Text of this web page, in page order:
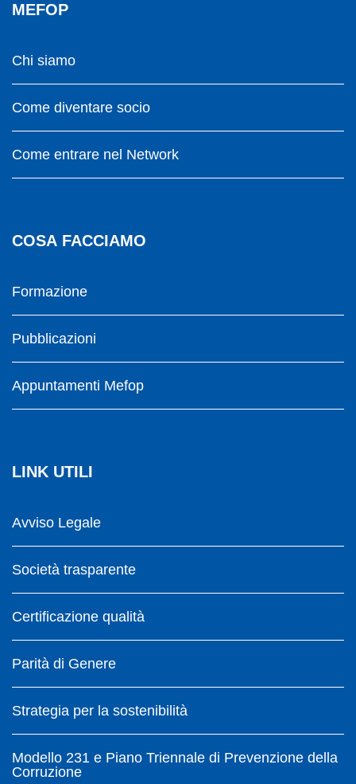
MEFOP
Chi siamo
Come diventare socio
Come entrare nel Network
COSA FACCIAMO
Formazione
Pubblicazioni
Appuntamenti Mefop
LINK UTILI
Avviso Legale
Società trasparente
Certificazione qualità
Parità di Genere
Strategia per la sostenibilità
Modello 231 e Piano Triennale di Prevenzione della
Corruzione